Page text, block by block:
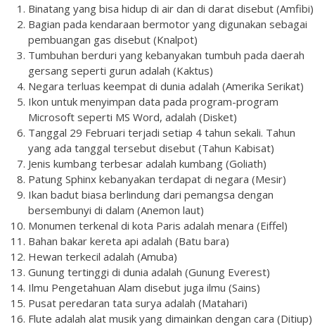
Binatang yang bisa hidup di air dan di darat disebut (Amfibi)
Bagian pada kendaraan bermotor yang digunakan sebagai
pembuangan gas disebut (Knalpot)
Tumbuhan berduri yang kebanyakan tumbuh pada daerah
gersang seperti gurun adalah (Kaktus)
Negara terluas keempat di dunia adalah (Amerika Serikat)
Ikon untuk menyimpan data pada program-program
Microsoft seperti MS Word, adalah (Disket)
Tanggal 29 Februari terjadi setiap 4 tahun sekali. Tahun
yang ada tanggal tersebut disebut (Tahun Kabisat)
Jenis kumbang terbesar adalah kumbang (Goliath)
Patung Sphinx kebanyakan terdapat di negara (Mesir)
Ikan badut biasa berlindung dari pemangsa dengan
bersembunyi di dalam (Anemon laut)
Monumen terkenal di kota Paris adalah menara (Eiffel)
Bahan bakar kereta api adalah (Batu bara)
Hewan terkecil adalah (Amuba)
Gunung tertinggi di dunia adalah (Gunung Everest)
Ilmu Pengetahuan Alam disebut juga ilmu (Sains)
Pusat peredaran tata surya adalah (Matahari)
Flute adalah alat musik yang dimainkan dengan cara (Ditiup)